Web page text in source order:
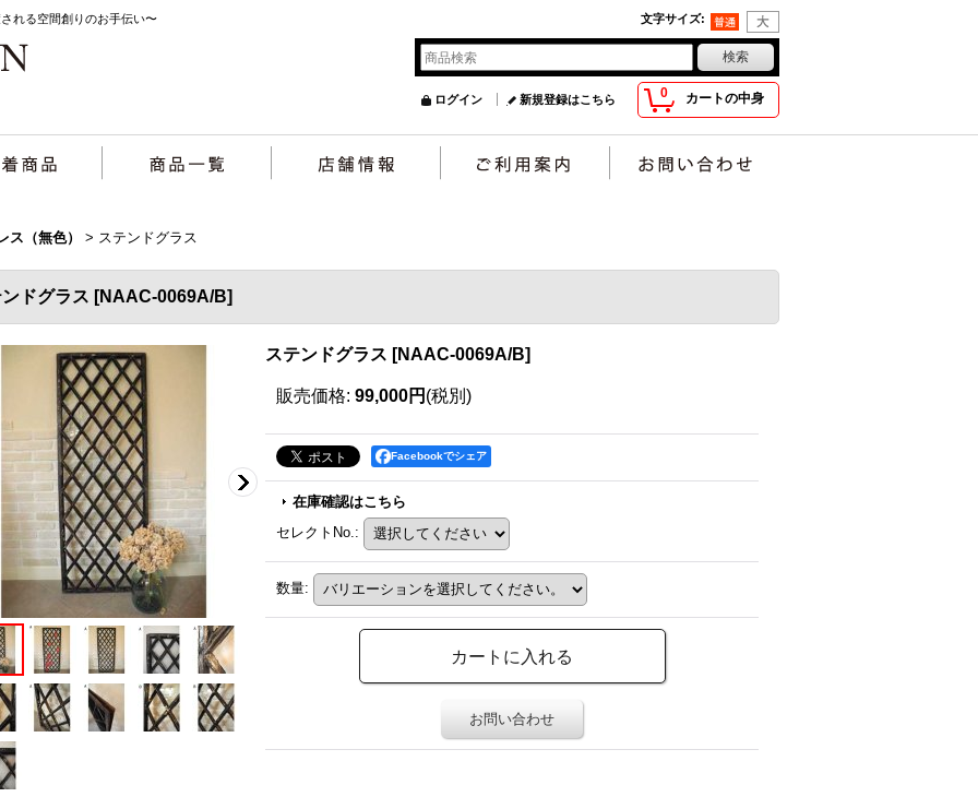
れる空間創りのお手伝い〜 文字サイズ:
0 カートの中身
ログイン 新規登録はこちら
（無色） > ステンドグラス
ドグラス [NAAC-0069A/B]
ステンドグラス [NAAC-0069A/B]
販売価格: 99,000円 (税別)
Facebookでシェア
在庫確認はこちら
セレクトNo.:
数量:
お問い合わせ